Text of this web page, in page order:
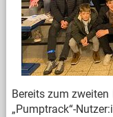
Bereits zum
„Pumptrack“-